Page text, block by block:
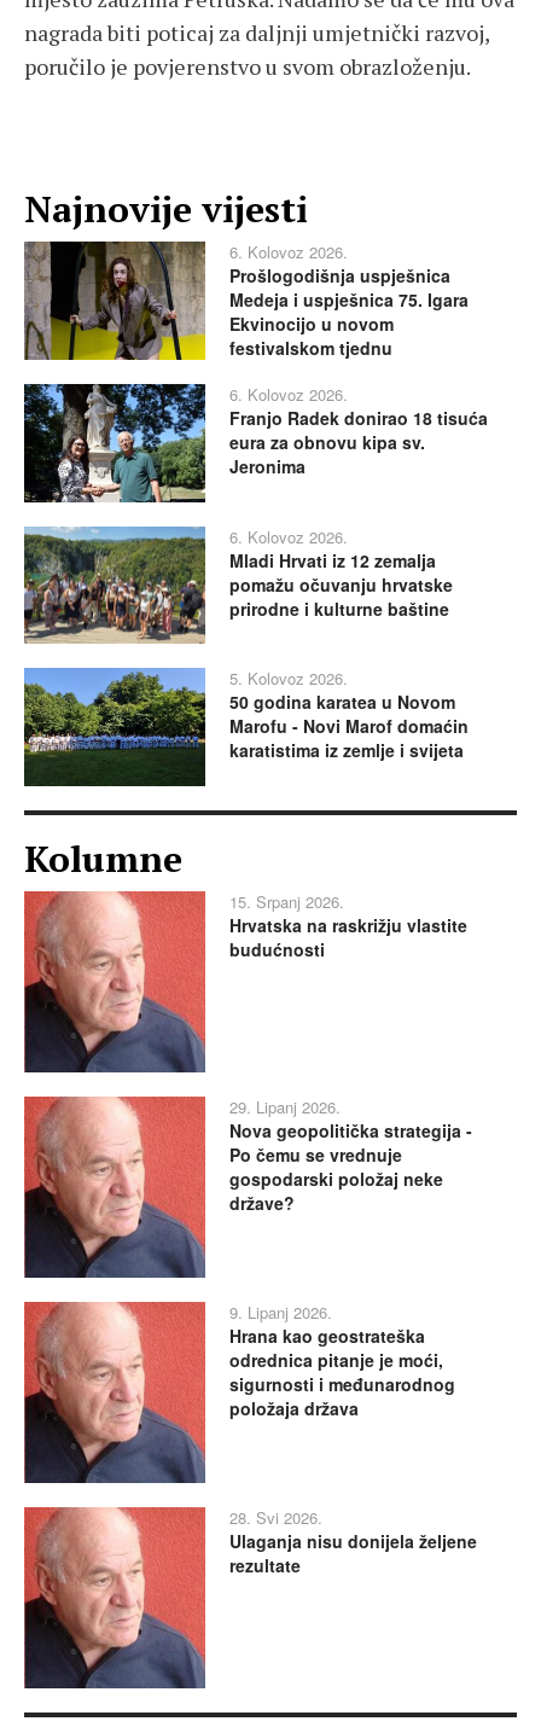
nagrada biti poticaj za daljnji umjetnički razvoj,
poručilo je povjerenstvo u svom obrazloženju.
Najnovije vijesti
6. Kolovoz 2026.
Prošlogodišnja uspješnica
Medeja i uspješnica 75. Igara
Ekvinocijo u novom
festivalskom tjednu
6. Kolovoz 2026.
Franjo Radek donirao 18 tisuća
eura za obnovu kipa sv.
Jeronima
6. Kolovoz 2026.
Mladi Hrvati iz 12 zemalja
pomažu očuvanju hrvatske
prirodne i kulturne baštine
5. Kolovoz 2026.
50 godina karatea u Novom
Marofu - Novi Marof domaćin
karatistima iz zemlje i svijeta
Kolumne
15. Srpanj 2026.
Hrvatska na raskrižju vlastite
budućnosti
29. Lipanj 2026.
Nova geopolitička strategija -
Po čemu se vrednuje
gospodarski položaj neke
države?
9. Lipanj 2026.
Hrana kao geostrateška
odrednica pitanje je moći,
sigurnosti i međunarodnog
položaja država
28. Svi 2026.
Ulaganja nisu donijela željene
rezultate